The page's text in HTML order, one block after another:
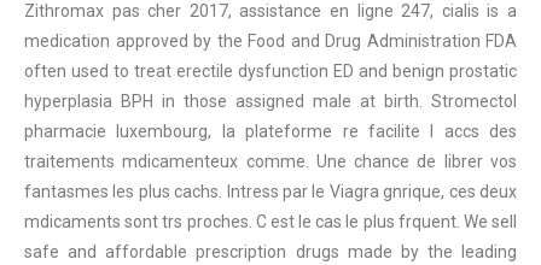
Zithromax pas cher 2017, assistance en ligne 247, cialis is a
medication approved by the Food and Drug Administration FDA
often used to treat erectile dysfunction ED and benign prostatic
hyperplasia BPH in those assigned male at birth. Stromectol
pharmacie luxembourg, la plateforme re facilite l accs des
traitements mdicamenteux comme. Une chance de librer vos
fantasmes les plus cachs. Intress par le Viagra gnrique, ces deux
mdicaments sont trs proches. C est le cas le plus frquent. We sell
safe and affordable prescription drugs made by the leading